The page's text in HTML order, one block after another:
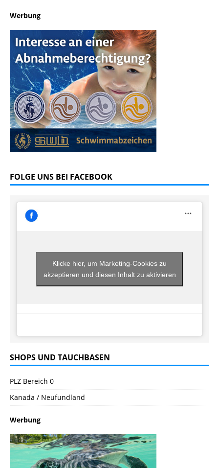
Werbung
FOLGE UNS BEI FACEBOOK
Klicke hier, um Marketing-Cookies zu
akzeptieren und diesen Inhalt zu aktivieren
SHOPS UND TAUCHBASEN
PLZ Bereich 0
Kanada / Neufundland
Werbung